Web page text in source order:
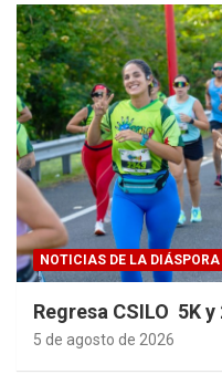
NOTICIAS DE LA DIÁSPORA
Regresa CSILO 5K y
5 de agosto de 2026